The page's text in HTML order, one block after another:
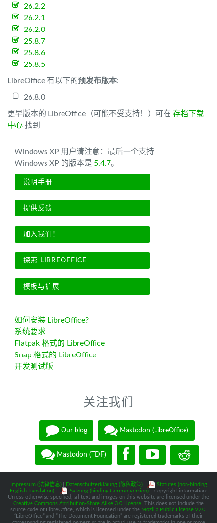
26.2.2
26.2.1
26.2.0
25.8.7
25.8.6
25.8.5
LibreOffice 有以下的预发布版本:
26.8.0
更早版本的 LibreOffice（可能不受支持！）可在 存档下载
中心 找到
Windows XP 用户请注意：最后一个支持
Windows XP 的版本是 5.4.7。
说明手册
提供反馈
加入我们！
探索 LIBREOFFICE
模板与扩展
如何安装 LibreOffice?
系统要求
Flatpak 格式的 LibreOffice
Snap 格式的 LibreOffice
开发测试版
关注我们
Our blog Mastodon (LibreOffice)
Mastodon (TDF)
Impressum (法律信息)| Datenschutzerklärung (隐私政策)|
Statutes (non-binding
English translation) - Satzung (binding German version)
| Copyright information:
Unless otherwise specified, all text and images on this website are licensed under the
Creative Commons Attribution-Share Alike 3.0 License . This does not include the
source code of LibreOffice, which is licensed under the Mozilla Public License v2.0
“LibreOffice” and “The Document Foundation” are registered trademarks of their